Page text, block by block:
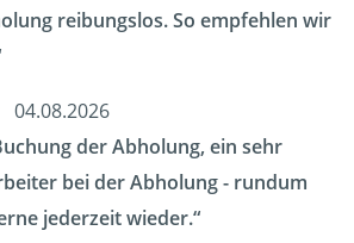
reibungslos. So empfehlen wir
04.08.2026
der Abholung, ein sehr
bei der Abholung - rundum
jederzeit wieder.